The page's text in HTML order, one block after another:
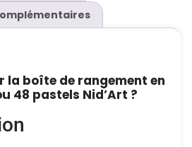
la boîte de rangement en
48 pastels Nid’Art ?